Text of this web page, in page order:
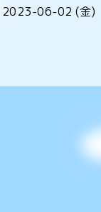
2023-06-02 (金)